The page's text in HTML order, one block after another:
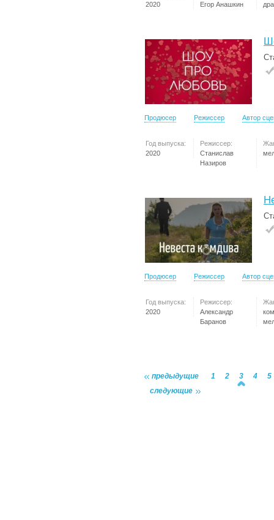
2020
Егор Анашкин
Продюсер Режиссер Автор
Год выпуска:
2020
Режиссер:
Станислав
Назиров
Продюсер Режиссер Автор
Год выпуска:
2020
Режиссер:
Александр
Баранов
предыдущие 1 2 3 4
5
следующие